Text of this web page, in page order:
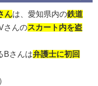
んは、愛知県内の鉄道
さんのスカート内を盗
Bさんは弁護士に初回